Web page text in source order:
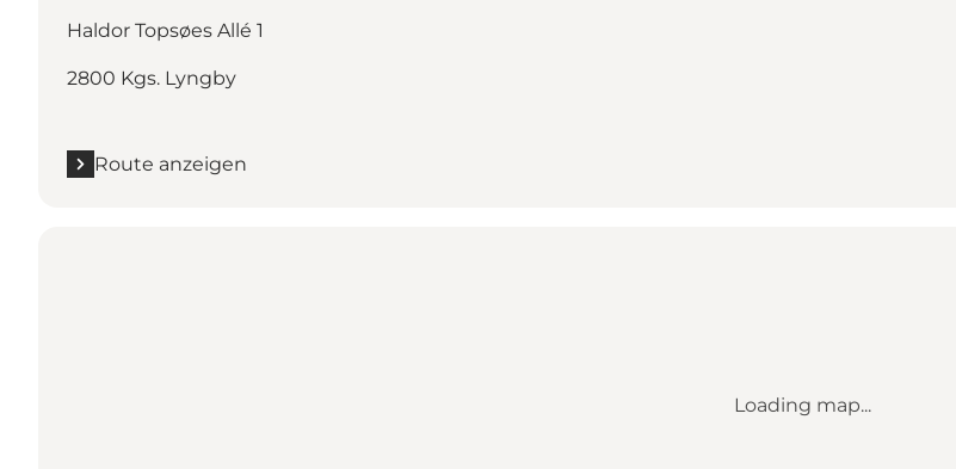
Haldor Topsøes Allé 1
2800 Kgs. Lyngby
Route anzeigen
Loading map...